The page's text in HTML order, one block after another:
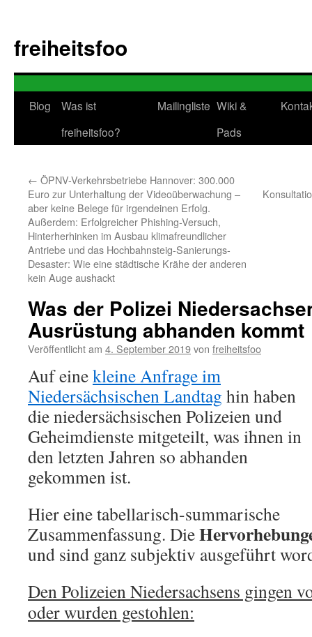
springen
freiheitsfoo
Blog
Was ist
freiheitsfoo?
Mailingliste Wiki &
Pads
← ÖPNV-Verkehrsbetriebe Hannover: 300.000
Euro zur Unterhaltung der Videoüberwachung –
aber keine Belege für irgendeinen Erfolg.
Außerdem: Erfolgreicher Phishing-Versuch,
Hinterherhinken im Ausbau klimafreundlicher
Antriebe und das Hochbahnsteig-Sanierungs-
Desaster: Wie eine städtische Krähe der anderen
kein Auge aushackt
Was der Polizei
Ausrüstung abhanden kommt
Veröffentlicht am 4. September 2019von freiheitsfoo
Auf einekleine Anfrage im
Niedersächsischen Landtag hin haben
die niedersächsischen Polizeien und
Geheimdienste mitgeteilt, was ihnen in
den letzten Jahren so abhanden
gekommen ist.
Hier eine tabellarisch-summarische
Zusammenfassung. Die
und sind ganz subjektiv ausgeführt
Den Polizeien Niedersachsens gingen
oder wurden gestohlen: